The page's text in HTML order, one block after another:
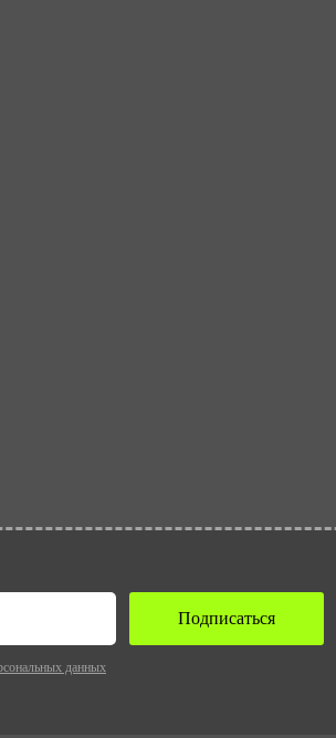
данных
Подписаться